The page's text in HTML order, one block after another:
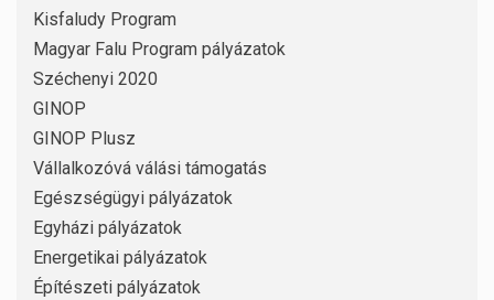
Kisfaludy Program
Magyar Falu Program pályázatok
Széchenyi 2020
GINOP
GINOP Plusz
Vállalkozóvá válási támogatás
Egészségügyi pályázatok
Egyházi pályázatok
Energetikai pályázatok
Építészeti pályázatok